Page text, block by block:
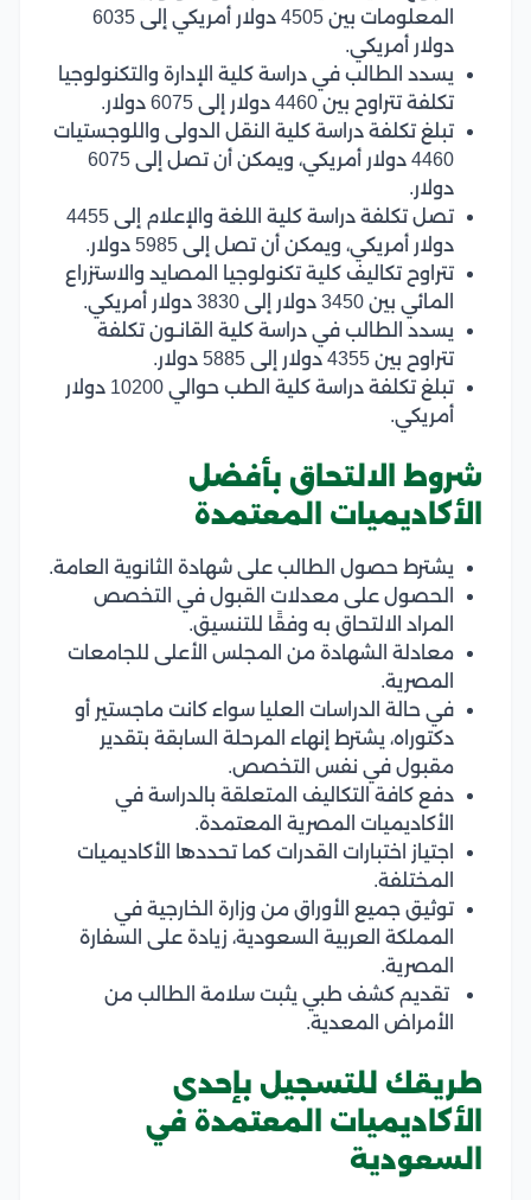
المعلومات بين 4505 دولار أمريكي إلى 6035
دولار أمريكي.
يسدد الطالب في دراسة كلية الإدارة والتكنولوجيا
تكلفة تتراوح بين 4460 دولار إلى 6075 دولار.
تبلغ تكلفة دراسة كلية النقل الدولى واللوجستيات
4460 دولار أمريكي، ويمكن أن تصل إلى 6075
دولار.
تصل تكلفة دراسة كلية اللغة والإعلام إلى 4455
دولار أمريكي، ويمكن أن تصل إلى 5985 دولار.
تتراوح تكاليف كلية تكنولوجيا المصايد والاستزراع
المائي بين 3450 دولار إلى 3830 دولار أمريكي.
يسدد الطالب في دراسة كلية القانـون تكلفة
تتراوح بين 4355 دولار إلى 5885 دولار.
تبلغ تكلفة دراسة كلية الطب حوالي 10200 دولار
أمريكي.
شروط الالتحاق بأفضل
الأكاديميات المعتمدة
يشترط حصول الطالب على شهادة الثانوية العامة.
الحصول على معدلات القبول في التخصص
المراد الالتحاق به وفقًا للتنسيق.
معادلة الشهادة من المجلس الأعلى للجامعات
المصرية.
في حالة الدراسات العليا سواء كانت ماجستير أو
دكتوراه، يشترط إنهاء المرحلة السابقة بتقدير
مقبول في نفس التخصص.
دفع كافة التكاليف المتعلقة بالدراسة في
الأكاديميات المصرية المعتمدة.
اجتياز اختبارات القدرات كما تحددها الأكاديميات
المختلفة.
توثيق جميع الأوراق من وزارة الخارجية في
المملكة العربية السعودية، زيادة على
السفارة
المصرية.
تقديم كشف طبي يثبت سلامة الطالب من
الأمراض المعدية.
طريقك للتسجيل بإحدى
الأكاديميات المعتمدة في
السعودية